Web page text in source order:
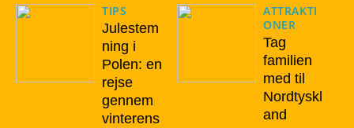
TIPS
Julestem
ning i
Polen: en
rejse
gennem
vinterens
ATTRAKTI
ONER
Tag
familien
med til
Nordtyskl
and